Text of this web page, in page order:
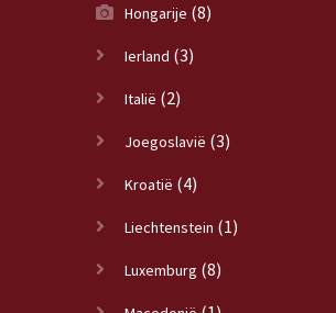
Hongarije (8)
Ierland (3)
Italië (2)
Joegoslavië (3)
Kroatië (4)
Liechtenstein (1)
Luxemburg (8)